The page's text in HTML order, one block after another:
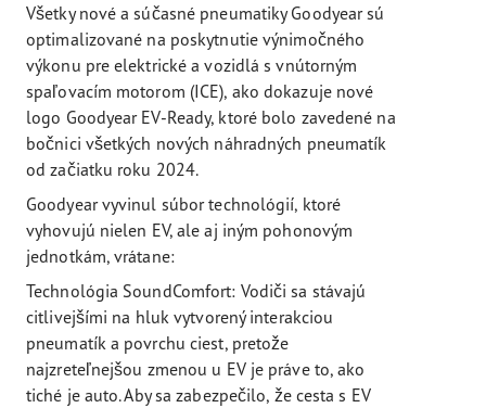
Všetky nové a súčasné pneumatiky Goodyear sú
optimalizované na poskytnutie výnimočného
výkonu pre elektrické a vozidlá s vnútorným
spaľovacím motorom (ICE), ako dokazuje nové
logo Goodyear EV-Ready, ktoré bolo zavedené na
bočnici všetkých nových náhradných pneumatík
od začiatku roku 2024.
Goodyear vyvinul súbor technológií, ktoré
vyhovujú nielen EV, ale aj iným pohonovým
jednotkám, vrátane:
Technológia SoundComfort: Vodiči sa stávajú
citlivejšími na hluk vytvorený interakciou
pneumatík a povrchu ciest, pretože
najzreteľnejšou zmenou u EV je práve to, ako
tiché je auto. Aby sa zabezpečilo, že cesta s EV